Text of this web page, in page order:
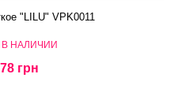
"LILU" VPK0011
В НАЛИЧИИ
грн